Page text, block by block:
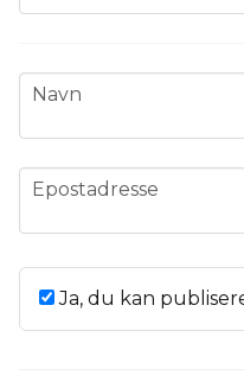
name
Navn
email
Epostadresse
Ja, du kan